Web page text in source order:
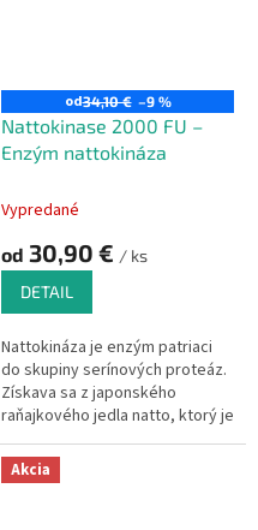
od34,10 € –9 %
Nattokinase 2000 FU –
Enzým nattokináza
Vypredané
od 30,90 € / ks
DETAIL
Nattokináza je enzým patriaci
do skupiny serínových proteáz.
Získava sa z japonského
raňajkového jedla natto, ktorý je
vyrábaný fermentáciou
sójových bôbov s priateľskou
baktériou Bacillus subtilis natto
Akcia